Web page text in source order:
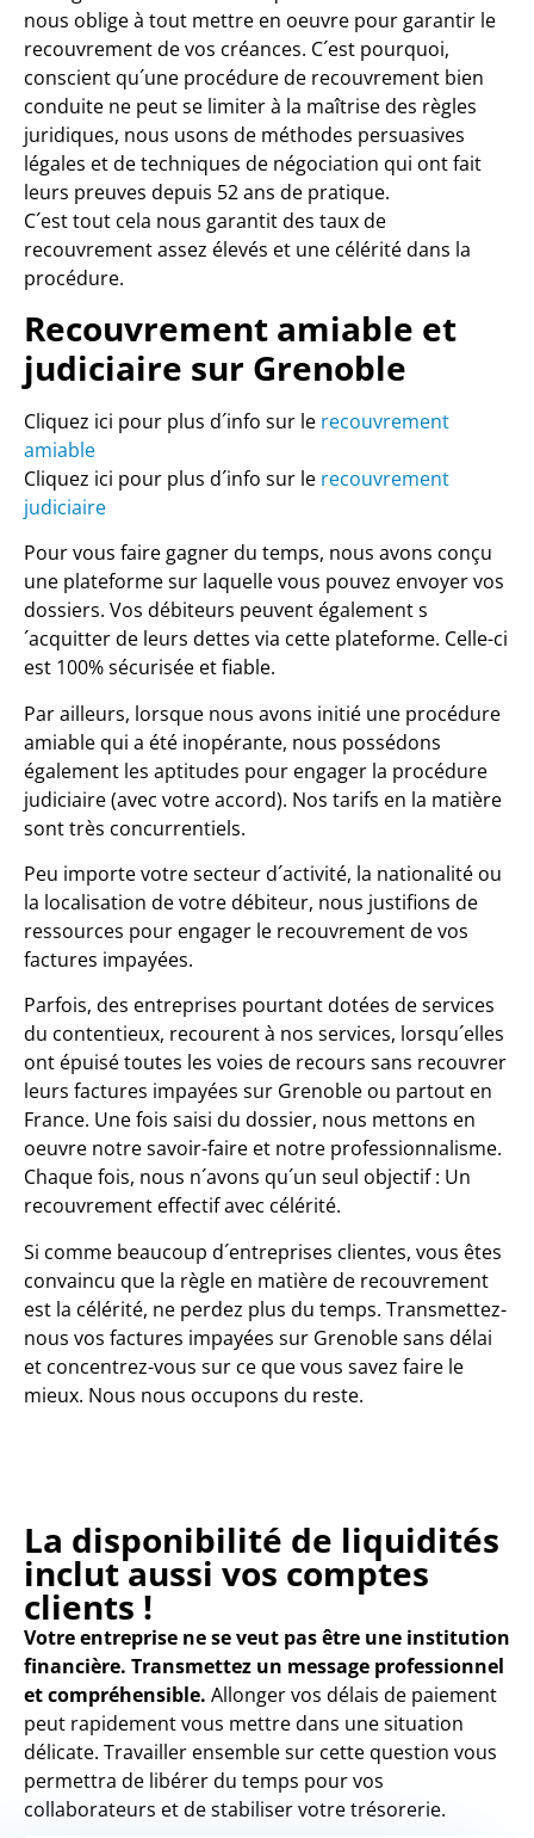
nous oblige à tout mettre en oeuvre pour garantir le
recouvrement de vos créances. C´est pourquoi,
conscient qu´une procédure de recouvrement bien
conduite ne peut se limiter à la maîtrise des règles
juridiques, nous usons de méthodes persuasives
légales et de techniques de négociation qui ont fait
leurs preuves depuis 52 ans de pratique.
C´est tout cela nous garantit des taux de
recouvrement assez élevés et une célérité dans la
procédure.
Recouvrement amiable et
judiciaire sur Grenoble
Cliquez ici pour plus d´info sur le recouvrement
amiable
Cliquez ici pour plus d´info sur le recouvrement
judiciaire
Pour vous faire gagner du temps, nous avons conçu
une plateforme sur laquelle vous pouvez envoyer vos
dossiers. Vos débiteurs peuvent également s
´acquitter de leurs dettes via cette plateforme. Celle-ci
est 100% sécurisée et fiable.
Par ailleurs, lorsque nous avons initié une procédure
amiable qui a été inopérante, nous possédons
également les aptitudes pour engager la procédure
judiciaire (avec votre accord). Nos tarifs en la matière
sont très concurrentiels.
Peu importe votre secteur d´activité, la nationalité ou
la localisation de votre débiteur, nous justifions de
ressources pour engager le recouvrement de vos
factures impayées.
Parfois, des entreprises pourtant dotées de services
du contentieux, recourent à nos services, lorsqu´elles
ont épuisé toutes les voies de recours sans recouvrer
leurs factures impayées sur Grenoble ou partout en
France. Une fois saisi du dossier, nous mettons en
oeuvre notre savoir-faire et notre professionnalisme.
Chaque fois, nous n´avons qu´un seul objectif : Un
recouvrement effectif avec célérité.
Si comme beaucoup d´entreprises clientes, vous êtes
convaincu que la règle en matière de recouvrement
est la célérité, ne perdez plus du temps. Transmettez-
nous vos factures impayées sur Grenoble sans délai
et concentrez-vous sur ce que vous savez faire le
mieux. Nous nous occupons du reste.
La disponibilité de liquidités
inclut aussi vos comptes
clients !
Votre entreprise ne se veut pas être une institution
financière. Transmettez un message professionnel
et compréhensible. Allonger vos délais de paiement
peut rapidement vous mettre dans une situation
délicate. Travailler ensemble sur cette question vous
permettra de libérer du temps pour vos
collaborateurs et de stabiliser votre trésorerie.